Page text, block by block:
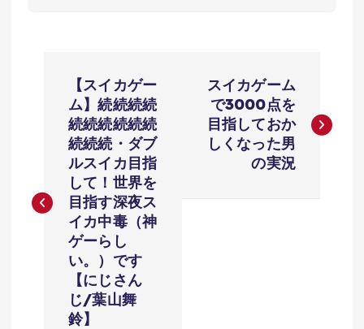
ビ
【スイカゲー
ム】続続続続
続続続続続続
続続続・ダブ
ルスイカ目指
して！世界を
目指す深夜ス
イカ中毒（神
ゲーらし
い。）です
【にじさん
じ/葉山舞
鈴】
スイカゲーム
で3000点を
目指しておか
しくなった男
の実況